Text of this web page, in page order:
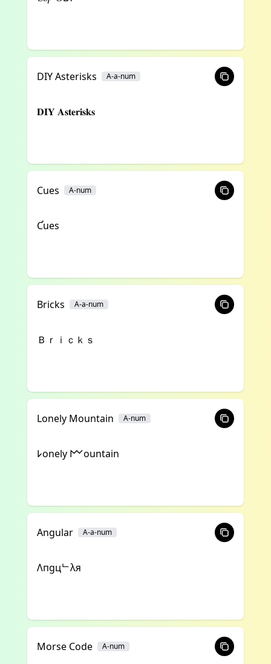
DIY Asterisks A-a-num
𝐃𝐈𝐘 𝐀𝐬𝐭𝐞𝐫𝐢𝐬𝐤𝐬
Cues A-num
Ƈues
Bricks A-a-num
Ｂｒｉｃｋｓ
Lonely Mountain A-num
𐌋onely 𐌌ountain
Angular A-a-num
Λпgцᄂλя
Morse Code A-num